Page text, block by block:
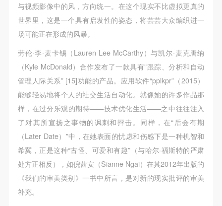
与视频影像中的风，方向统一。在这个现实不比虚拟更真的
世界里，这是一个具有启发性的姿态，将芸芸大众编织进一
场可能正在形成的风暴。
劳伦·李·麦卡锡（Lauren Lee McCarthy）与凯尔·麦克唐纳
（Kyle McDonald）合作发布了一款具有"跟踪、分析和自动
管理人际关系” [15]功能的产品。应用软件“pplkpr”（2015）
能够轻易地将个人的社交生活自动化。就像她的许多作品那
样，在过分乐观的期待——技术优化生活——之中往往注入
了对其所宣扬之事物的讽刺和抨击。同样，在“后会有期
（Later Date）”中，在她表面的忧虑和伤感下是一种机智和
希冀，正是这种“古怪、可爱和有趣”（与哈尔·福斯特的严肃
处方正相反），如倪茜安（Sianne Ngai）在其2012年出版的
《我们的审美类别》一书中所言，是对新的现实批评的审美
补充。